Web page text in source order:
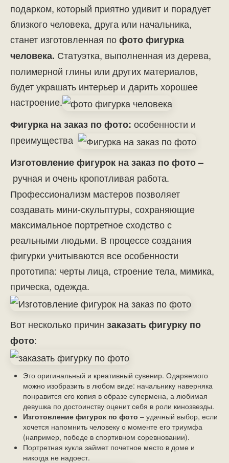
подарком, который приятно удивит и порадует
близкого человека, друга или начальника,
станет изготовленная пофото фигурка
человека. Статуэтка, выполненная из дерева,
полимерной глины или других материалов,
будет украшать интерьер и дарить хорошее
настроение.
Фигурка на заказ по фото: особенности и
преимущества
Изготовление фигурок на заказ по фото –
ручная и очень кропотливая работа.
Профессионализм мастеров позволяет
создавать мини-скульптуры, сохраняющие
максимальное портретное сходство с
реальными людьми. В процессе создания
фигурки учитываются все особенности
прототипа: черты лица, строение тела, мимика,
прическа, одежда.
Вот несколько причин заказать фигурку по
фото:
Это оригинальный и креативный сувенир. Одаряемого
можно изобразить в любом виде: начальнику наверняка
понравится его копия в образе супермена, а любимая
девушка по достоинству оценит себя в роли кинозвезды.
Изготовление фигурок по фото – удачный выбор, если
хочется напомнить человеку о моменте его триумфа
(например, победе в спортивном соревновании).
Портретная кукла займет почетное место в доме и
никогда не надоест.